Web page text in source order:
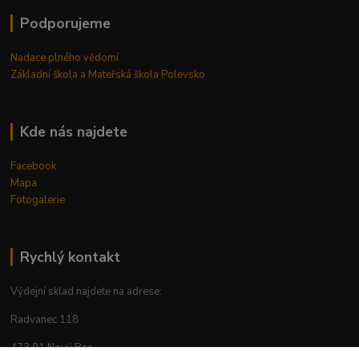
Podporujeme
Nadace plného vědomí
Základní škola a Mateřská škola Polevsko
Kde nás najdete
Facebook
Mapa
Fotogalerie
Rychlý kontakt
Výdejní sklad najdete na adrese:
Radvanec 118
473 01 Nový Bor